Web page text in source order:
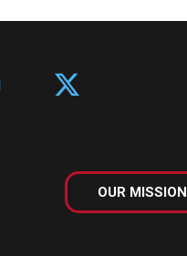
OUR MISSION